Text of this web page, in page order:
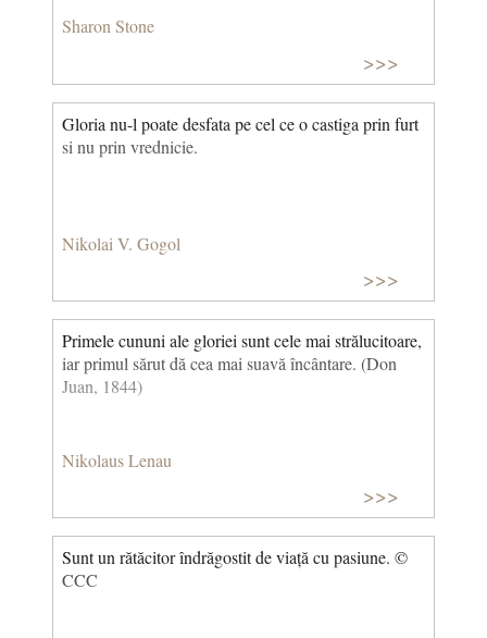
pentru primaverile din trecut. Treptat, nopţile se
încălzeau. În bezna lor adâncă și umedă se simțea
munca creatoare și nevăzută a naturii. (Olesia, cap.
IV)
Sharon Stone
>>>
Gloria nu-l poate desfata pe cel ce o castiga prin furt
si nu prin vrednicie.
Nikolai V. Gogol
>>>
Primele cununi ale gloriei sunt cele mai străluci­toare,
iar primul sărut dă cea mai suavă încântare. (Don
Juan, 1844)
Nikolaus Lenau
>>>
Sunt un rătăcitor îndrăgostit de viață cu pasiune. ©
CCC